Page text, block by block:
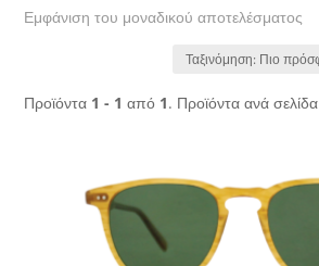
Εμφάνιση του μοναδικού αποτελέσματος
Προϊόντα 1 - 1 από 1. Προϊόντα ανά σελίδα